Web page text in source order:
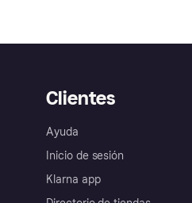
Clientes
Ayuda
Inicio de sesión
Klarna app